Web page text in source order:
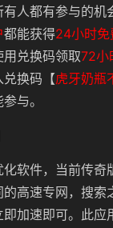
人都有参与的机
都能获得24小时免
兑换码领取72小
兑换码【虎牙奶瓶
与。
软件，当前传奇
高速专网，搜索
加速即可。此应